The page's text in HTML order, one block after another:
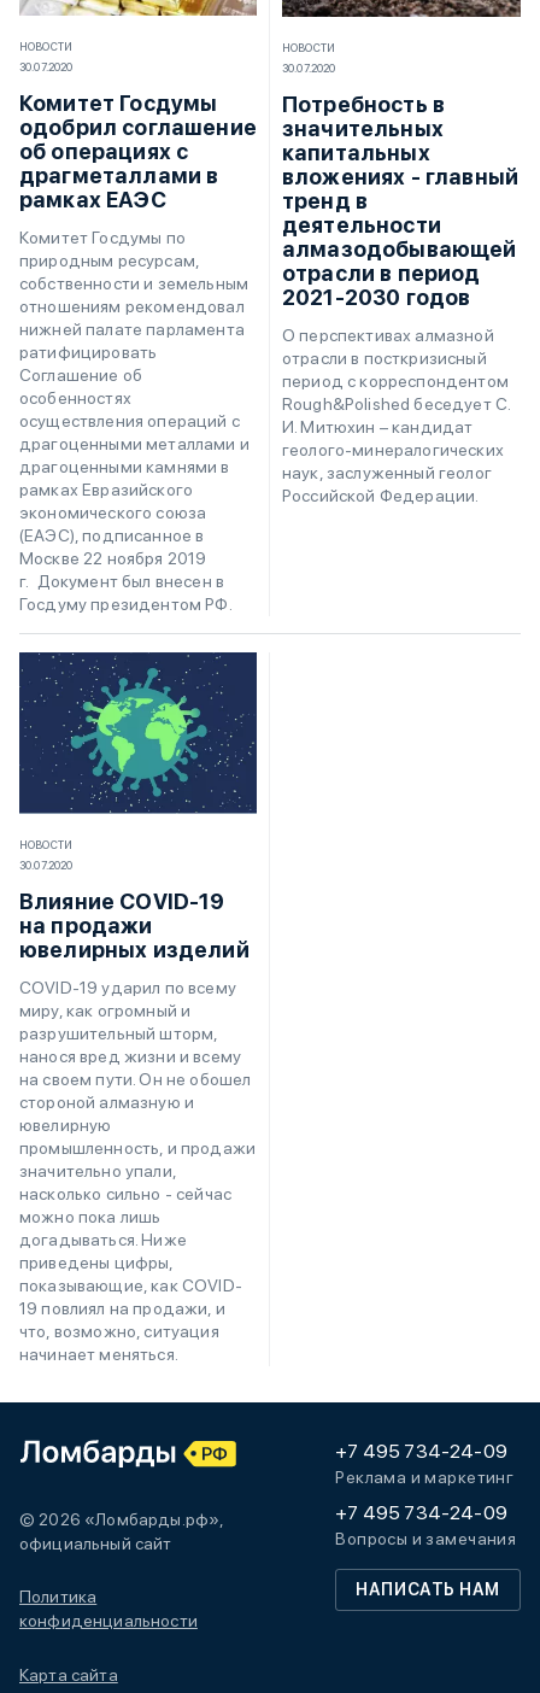
НОВОСТИ
30.07.2020
Комитет Госдумы
одобрил соглашение
об операциях с
драгметаллами в
рамках ЕАЭС
Комитет Госдумы по
природным ресурсам,
собственности и земельным
отношениям рекомендовал
нижней палате парламента
ратифицировать
Соглашение об
особенностях
осуществления операций с
драгоценными металлами и
драгоценными камнями в
рамках Евразийского
экономического союза
(ЕАЭС), подписанное в
Москве 22 ноября 2019
г. Документ был внесен в
Госдуму президентом РФ.
НОВОСТИ
30.07.2020
Потребность в
значительных
капитальных
вложениях - главный
тренд в
деятельности
алмазодобывающей
отрасли в период
2021-2030 годов
О перспективах алмазной
отрасли в посткризисный
период с корреспондентом
Rough&Polished беседует С.
И. Митюхин – кандидат
геолого-минералогических
наук, заслуженный геолог
Российской Федерации.
НОВОСТИ
30.07.2020
Влияние COVID-19
на продажи
ювелирных изделий
COVID-19 ударил по всему
миру, как огромный и
разрушительный шторм,
нанося вред жизни и всему
на своем пути. Он не обошел
стороной алмазную и
ювелирную
промышленность, и продажи
значительно упали,
насколько сильно - сейчас
можно пока лишь
догадываться. Ниже
приведены цифры,
показывающие, как COVID-
19 повлиял на продажи, и
что, возможно, ситуация
начинает меняться.
© 2026 «Ломбарды.рф»,
официальный сайт
Политика
конфиденциальности
Карта сайта
+7 495 734-24-09
Реклама и маркетинг
+7 495 734-24-09
Вопросы и замечания
НАПИСАТЬ НАМ